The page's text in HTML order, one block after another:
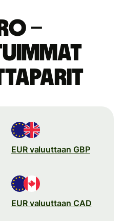
–
EUR valuuttaan GBP
EUR valuuttaan CAD